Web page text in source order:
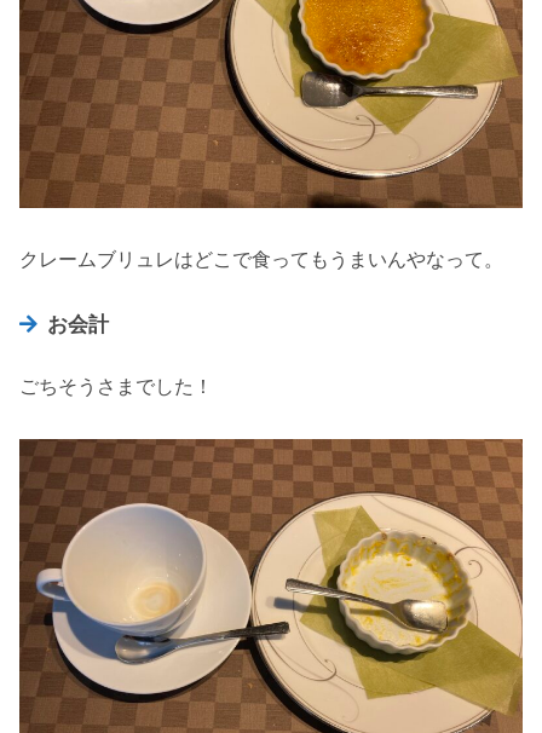
クレームブリュレはどこで食ってもうまいんやなって。
お会計
ごちそうさまでした！